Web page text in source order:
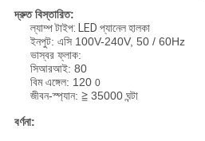
দ্রুত বিস্তারিত:
ল্যাম্প টাইপ: LED প্যানেল হালকা
ইনপুট: এসি 100V-240V, 50 / 60Hz
ভাস্বর ফ্লাক:
সিআরআই: 80
বিম এঙ্গেল: 120 0
জীবন-স্প্যান: ≧ 35000 ঘন্টা
বর্ণনা: